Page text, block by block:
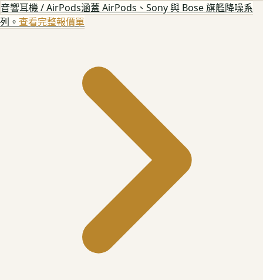
音響耳機 / AirPods涵蓋 AirPods、Sony 與 Bose 旗艦降噪系
列。 查看完整報價單